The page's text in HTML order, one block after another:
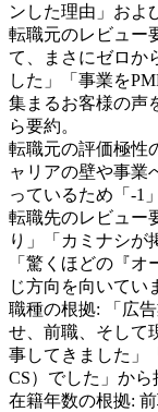
ンした理由」およ
転職元のレビュー
て、まさにゼロか
した」「事業を
集まるお客様の声
ら要約。
転職元の評価極性
ャリアの壁や事業
っているため「-1
転職先のレビュー
り」「カミナシが
「驚くほどの『
じ方向を向いてい
職種の根拠:
「広
せ、前職、そして
事してきました」
CS）でした」から
在籍年数の根拠: